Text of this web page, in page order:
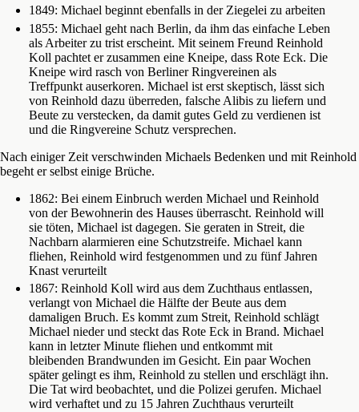
1849: Michael beginnt ebenfalls in der Ziegelei zu arbeiten
1855: Michael geht nach Berlin, da ihm das einfache Leben
als Arbeiter zu trist erscheint. Mit seinem Freund Reinhold
Koll pachtet er zusammen eine Kneipe, dass Rote Eck. Die
Kneipe wird rasch von Berliner Ringvereinen als
Treffpunkt auserkoren. Michael ist erst skeptisch, lässt sich
von Reinhold dazu überreden, falsche Alibis zu liefern und
Beute zu verstecken, da damit gutes Geld zu verdienen ist
und die Ringvereine Schutz versprechen.
Nach einiger Zeit verschwinden Michaels Bedenken und mit Reinhold
begeht er selbst einige Brüche.
1862: Bei einem Einbruch werden Michael und Reinhold
von der Bewohnerin des Hauses überrascht. Reinhold will
sie töten, Michael ist dagegen. Sie geraten in Streit, die
Nachbarn alarmieren eine Schutzstreife. Michael kann
fliehen, Reinhold wird festgenommen und zu fünf Jahren
Knast verurteilt
1867: Reinhold Koll wird aus dem Zuchthaus entlassen,
verlangt von Michael die Hälfte der Beute aus dem
damaligen Bruch. Es kommt zum Streit, Reinhold schlägt
Michael nieder und steckt das Rote Eck in Brand. Michael
kann in letzter Minute fliehen und entkommt mit
bleibenden Brandwunden im Gesicht. Ein paar Wochen
später gelingt es ihm, Reinhold zu stellen und erschlägt ihn.
Die Tat wird beobachtet, und die Polizei gerufen. Michael
wird verhaftet und zu 15 Jahren Zuchthaus verurteilt